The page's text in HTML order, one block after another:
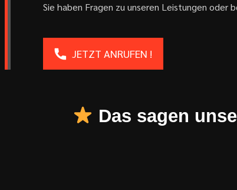
Sie haben Fragen zu unseren Leistungen oder
JETZT ANRUFEN !
Das sagen